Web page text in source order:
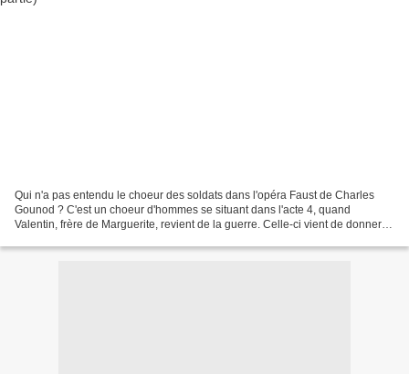
Qui n'a pas entendu le choeur des soldats dans l'opéra Faust de Charles
Gounod ? C'est un choeur d'hommes se situant dans l'acte 4, quand
Valentin, frère de Marguerite, revient de la guerre. Celle-ci vient de donner